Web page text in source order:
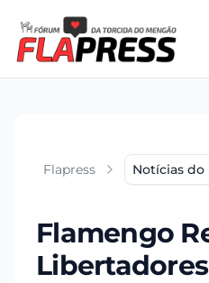
Flapress Notícias
Flamengo